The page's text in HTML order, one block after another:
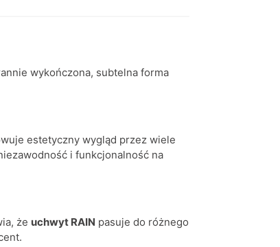
wykończona, subtelna forma
estetyczny wygląd przez wiele
i funkcjonalność na
że uchwyt RAIN pasuje do różnego